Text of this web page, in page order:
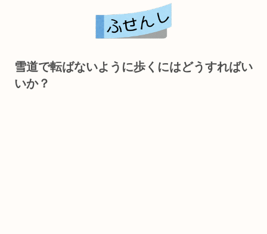
雪道で転ばないように歩くにはどうすればい
いか？